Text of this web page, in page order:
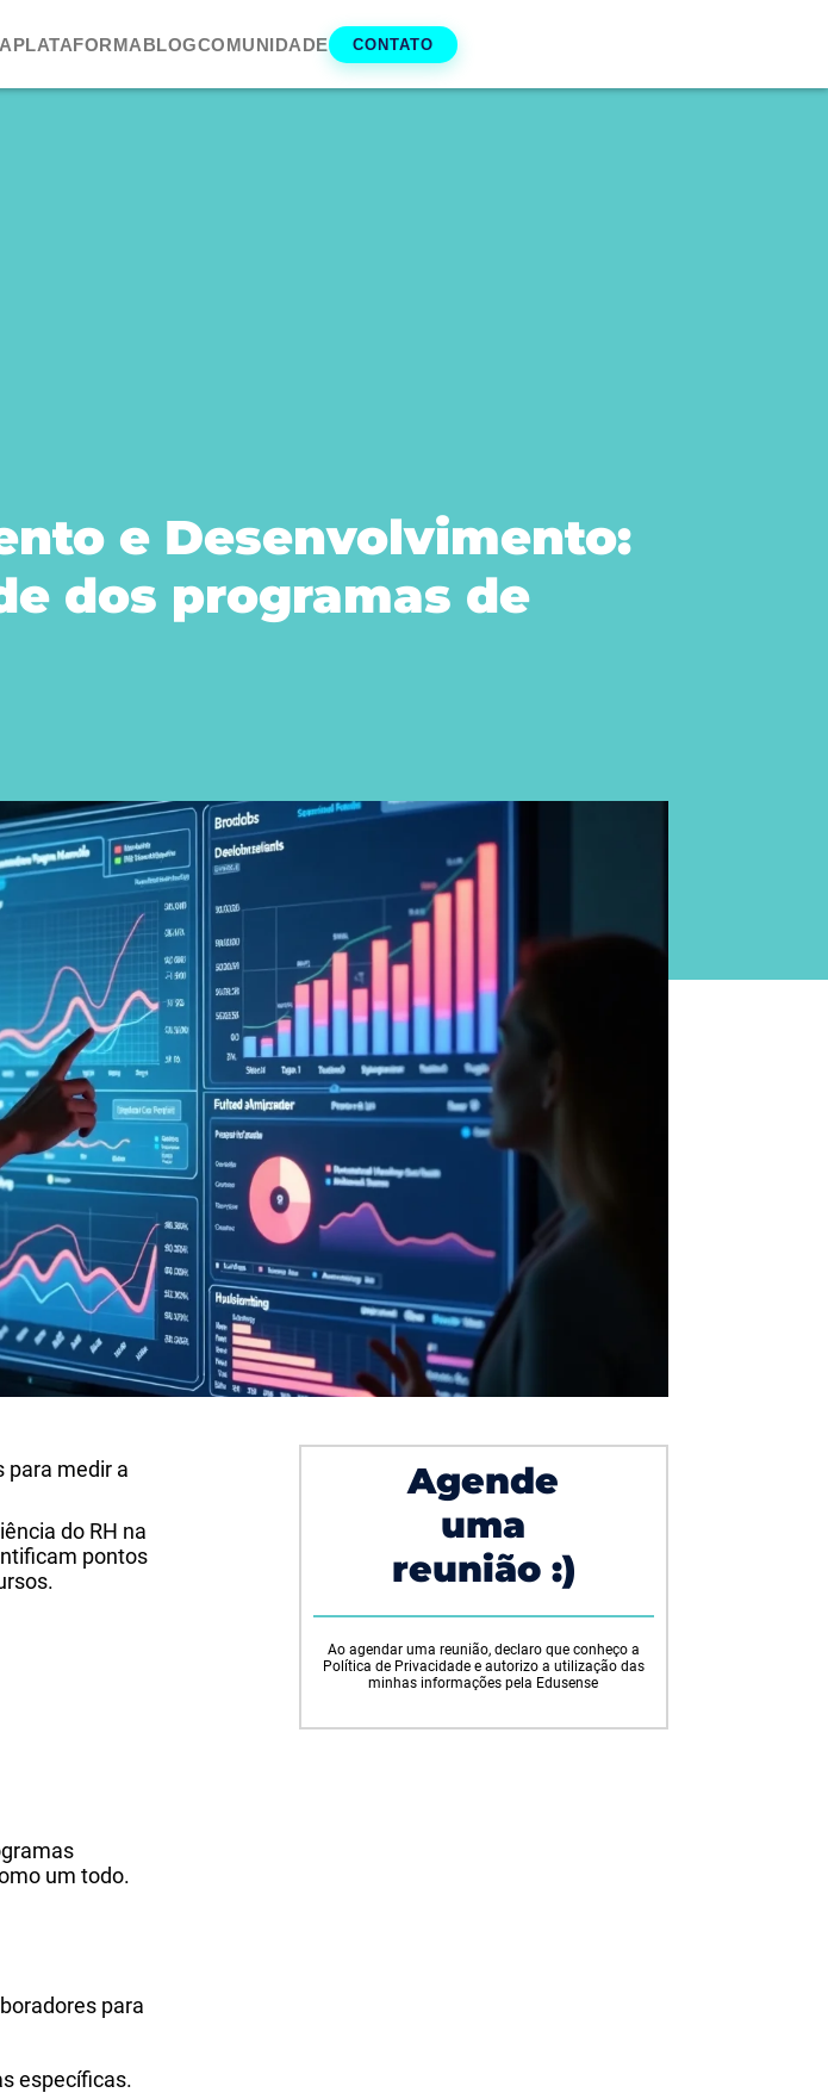
PLATAFORMABLOGCOMUNIDADE CONTATO
e Desenvolvimento:
dos programas de
para medir a
do RH na
pontos
um todo.
para
específicas.
Agende
uma
reunião :)
Ao agendar uma reunião, declaro que conheço a
Política de Privacidade e autorizo a utilização das
minhas informações pela Edusense